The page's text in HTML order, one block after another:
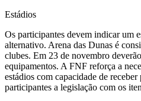
Estádios
Os participantes devem indicar um
alternativo. Arena das Dunas é
clubes. Em 23 de novembro
equipamentos. A FNF reforça a
estádios com capacidade de
participantes a legislação com os